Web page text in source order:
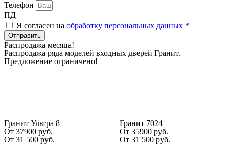
Телефон
ПД
Я согласен на обработку персональных данных *
Отправить
Распродажа месяца!
Распродажа ряда моделей входных дверей Гранит.
Предложение ограничено!
Гранит Ультра 8
От 37900 руб.
От 31 500 руб.
Гранит 7024
От 35900 руб.
От 31 500 руб.